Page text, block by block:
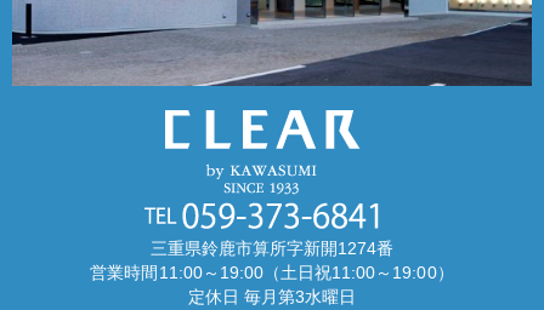
三重県鈴鹿市算所字新開1274番
営業時間11:00～19:00（土日祝11:00～19:00）
定休日 毎月第3水曜日